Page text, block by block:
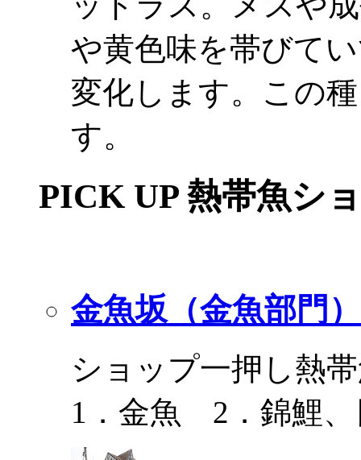
や黄色味を帯びて
変化します。この
す。
PICK UP 熱帯魚シ
金魚坂（金魚部門）
ショップ一押し熱
1．金魚 2．錦鯉、